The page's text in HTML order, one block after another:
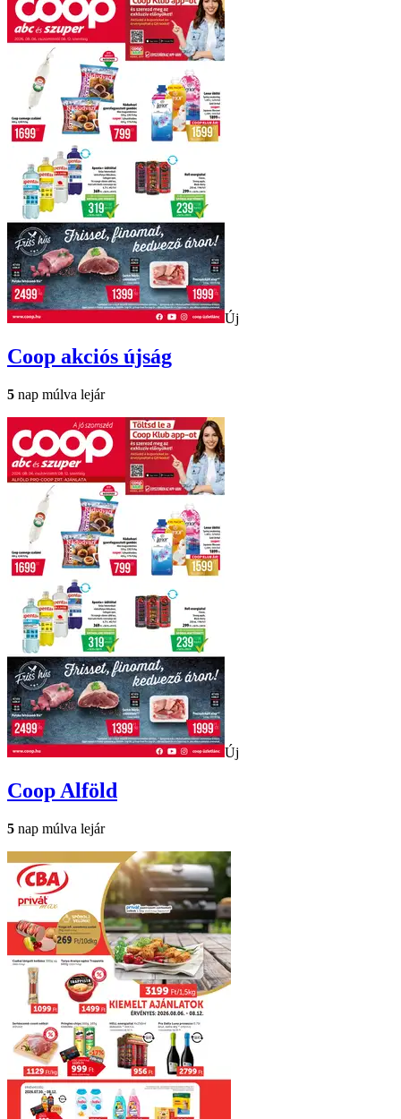
Új
Coop akciós újság
5 nap múlva lejár
Új
Coop Alföld
5 nap múlva lejár